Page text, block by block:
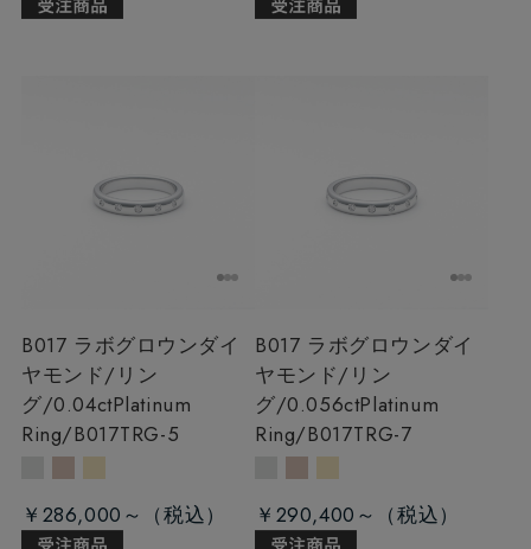
B017 ラボグロウンダイ
ヤモンド/リン
グ/0.04ctPlatinum
Ring/B017TRG-5
￥286,000～
B017 ラボグロウンダイ
ヤモンド/リン
グ/0.056ctPlatinum
Ring/B017TRG-7
￥290,400～